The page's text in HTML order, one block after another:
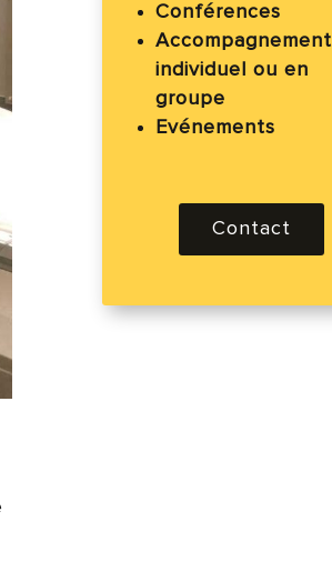
Conférences
Accompagnement
individuel ou en
groupe
Evénements
Contact